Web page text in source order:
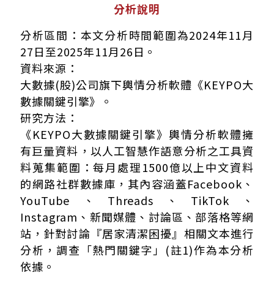
分析說明
分析區間：本文分析時間範圍為2024年11月
27日至2025年11月26日。
資料來源：
大數據(股)公司旗下輿情分析軟體《KEYPO大
數據關鍵引擎》。
研究方法：
《KEYPO大數據關鍵引擎》輿情分析軟體擁
有巨量資料，以人工智慧作語意分析之工具資
料蒐集範圍：每月處理1500億以上中文資料
的網路社群數據庫，其內容涵蓋Facebook、
YouTube、Threads、TikTok、
Instagram、新聞媒體、討論區、部落格等網
站，針對討論『居家清潔困擾』相關文本進行
分析，調查「熱門關鍵字」(註1)作為本分析
依據。